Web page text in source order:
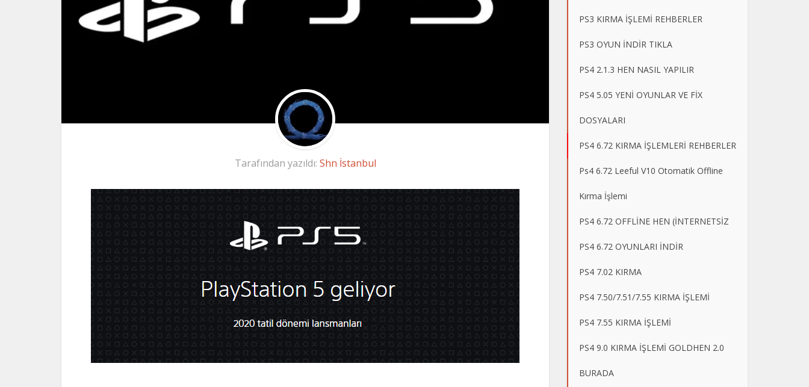
Tarafından yazıldı: Shn İstanbul
PS3 KIRMA İŞLEMİ REHBERLER
PS3 OYUN İNDİR TIKLA
PS4 2.1.3 HEN NASIL YAPILIR
PS4 5.05 YENİ OYUNLAR VE FİX
DOSYALARI
PS4 6.72 KIRMA İŞLEMLERİ REHBERLER
Ps4 6.72 Leeful V10 Otomatik Offline
Kırma İşlemi
PS4 6.72 OFFLİNE HEN (İNTERNETSİZ
PS4 6.72 OYUNLARI İNDİR
PS4 7.02 KIRMA
PS4 7.50/7.51/7.55 KIRMA İŞLEMİ
PS4 7.55 KIRMA İŞLEMİ
PS4 9.0 KIRMA İŞLEMİ GOLDHEN 2.0
BURADA